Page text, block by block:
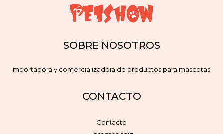
SOBRE NOSOTROS
Importadora y comercializadora de productos para mascotas.
CONTACTO
Contacto